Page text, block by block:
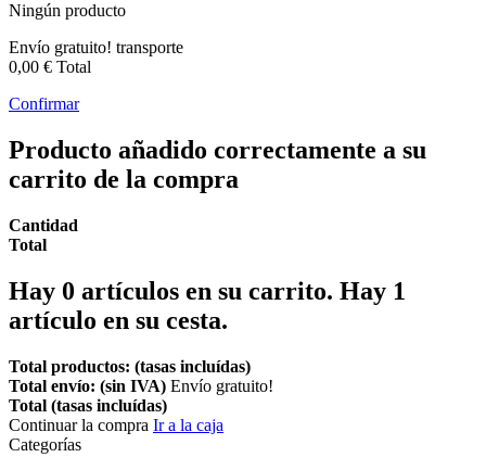
Ningún producto
Envío gratuito! transporte
0,00 € Total
Confirmar
Producto añadido correctamente a su
carrito de la compra
Cantidad
Total
Hay 0 artículos en su carrito. Hay 1
artículo en su cesta.
Total productos: (tasas incluídas)
Total envío: (sin IVA) Envío gratuito!
Total (tasas incluídas)
Continuar la compra Ir a la caja
Categorías